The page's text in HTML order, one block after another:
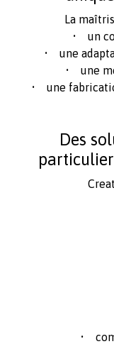
La
• un
• une
• une
• une
Des
•